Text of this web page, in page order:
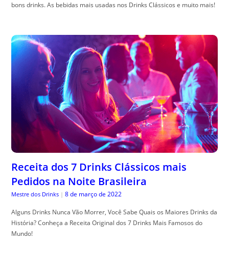
bons drinks. As bebidas mais usadas nos Drinks Clássicos e muito mais!
Receita dos 7 Drinks Clássicos mais
Pedidos na Noite Brasileira
Mestre dos Drinks | 8 de março de 2022
Alguns Drinks Nunca Vão Morrer, Você Sabe Quais os Maiores Drinks da
História? Conheça a Receita Original dos 7 Drinks Mais Famosos do
Mundo!